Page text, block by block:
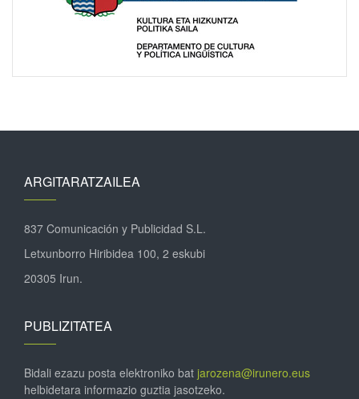
ARGITARATZAILEA
837 Comunicación y Publicidad S.L.
Letxunborro Hiribidea 100, 2 eskubi
20305 Irun.
PUBLIZITATEA
Bidali ezazu posta elektroniko bat jarozena@irunero.eus
helbidetara informazio guztia jasotzeko.